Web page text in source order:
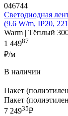
046744
Светодиодная
(9.6 W/m, IP20,
Warm | Тёплый
1 44987
₽/м
В наличии
Пакет
Пакет
7 24935₽